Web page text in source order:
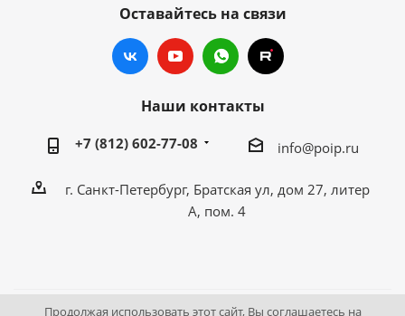
Оставайтесь на связи
Наши контакты
+7 (812) 602-77-08 info@poip.ru
г. Санкт-Петербург, Братская ул, дом 27, литер
А, пом. 4
Продолжая использовать этот сайт, Вы соглашаетесь на